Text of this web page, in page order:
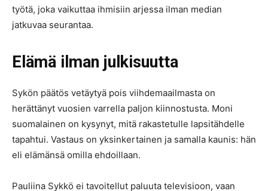
työtä, joka vaikuttaa ihmisiin arjessa ilman median
jatkuvaa seurantaa.
Elämä ilman julkisuutta
Sykön päätös vetäytyä pois viihdemaailmasta on
herättänyt vuosien varrella paljon kiinnostusta. Moni
suomalainen on kysynyt, mitä rakastetulle lapsitähdelle
tapahtui. Vastaus on yksinkertainen ja samalla kaunis: hän
eli elämänsä omilla ehdoillaan.
Pauliina Sykkö ei tavoitellut paluuta televisioon, vaan